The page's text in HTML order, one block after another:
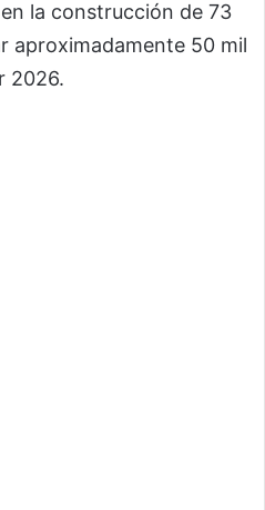
la construcción de 73
aproximadamente 50 mil
2026.